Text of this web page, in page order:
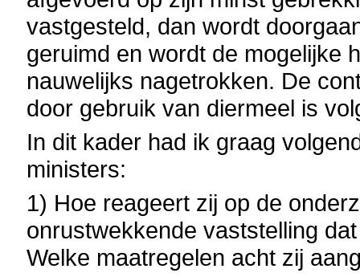
vastgesteld, dan wordt
geruimd en wordt de mogelijke
nauwelijks nagetrokken. De
door gebruik van diermeel is
In dit kader had ik graag
ministers:
1) Hoe reageert zij op de
onrustwekkende vaststelling
Welke maatregelen acht zij